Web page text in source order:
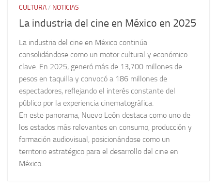
CULTURA/ NOTICIAS
La industria del cine en México en 2025
La industria del cine en México continúa
consolidándose como un motor cultural y económico
clave. En 2025, generó más de 13,700 millones de
pesos en taquilla y convocó a 186 millones de
espectadores, reflejando el interés constante del
público por la experiencia cinematográfica.
En este panorama, Nuevo León destaca como uno de
los estados más relevantes en consumo, producción y
formación audiovisual, posicionándose como un
territorio estratégico para el desarrollo del cine en
México.